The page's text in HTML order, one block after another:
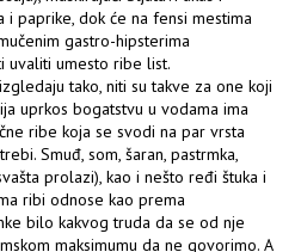
i paprike, dok će na fensi mestima
gastro-hipsterima
uvaliti umesto ribe list.
tako, niti su takve za one koji
uprkos bogatstvu u vodama ima
ribe koja se svodi na par vrsta
Smuđ, som, šaran, pastrmka,
prolazi), kao i nešto ređi štuka i
ribi odnose kao prema
bilo kakvog truda da se od nje
maksimumu da ne govorimo. A